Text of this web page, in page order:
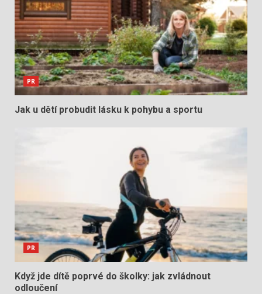
PR
Jak u dětí probudit lásku k pohybu a sportu
PR
Když jde dítě poprvé do školky: jak zvládnout
odloučení